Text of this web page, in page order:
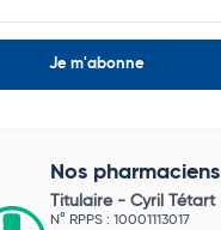
Nos pharmaciens
Titulaire - Cyril Tétart
N° RPPS : 10001113017